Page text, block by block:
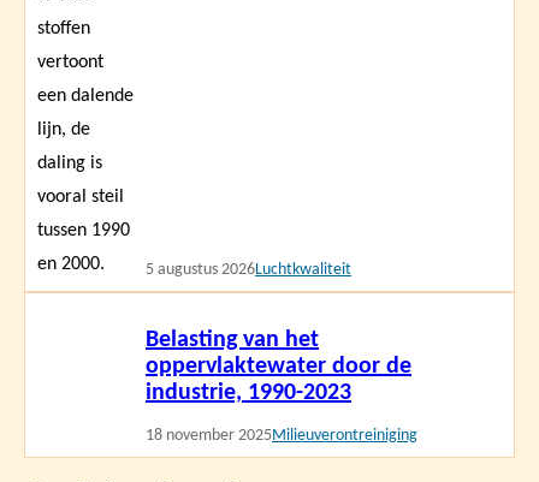
5 augustus 2026Luchtkwaliteit
Belasting van het
oppervlaktewater door de
industrie, 1990-2023
18 november 2025Milieuverontreiniging